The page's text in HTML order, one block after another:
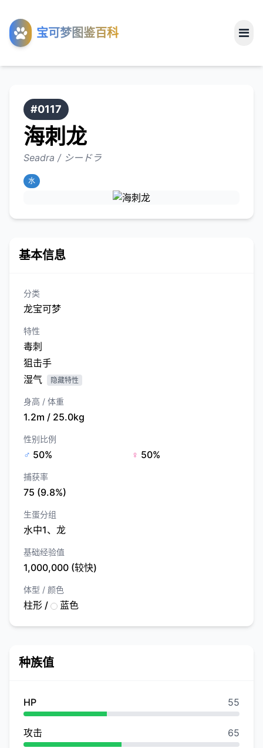
宝可梦图鉴百科
工具
关于
#0117
海刺龙
Seadra / シードラ
水
基本信息
分类
龙宝可梦
特性
毒刺
狙击手
湿气
隐藏特性
身高 / 体重
1.2m / 25.0kg
性别比例
♂ 50% ♀ 50%
捕获率
75 (9.8%)
生蛋分组
水中1、龙
基础经验值
1,000,000 (较快)
体型 / 颜色
柱形 / 蓝色
种族值
HP 55
攻击 65